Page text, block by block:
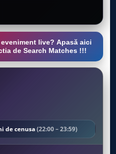
live? Apasă aici
de Search Matches !!!
de cenusa(22:00 – 23:59)